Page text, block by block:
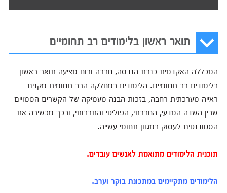
תואר ראשון בלימודים רב תחומיים
המכללה האקדמית כנרת הנדסה, חברה ורוח מציעה תואר ראשון
בלימודים רב תחומיים. הלימודים במחלקה הרב תחומית מקנים
ראייה מערכתית רחבה, בזכות הבנה מעמיקה של הקשרים הסמויים
שבין השדה המדעי, החברתי, הפוליטי והתרבותי, ובכך מכשירה את
הסטודנטים לעסוק במגוון תחומי עשייה.
תוכנית הלימודים מתואמת לאנשים עובדים.
הלימודים מתקיימים במתכונת בוקר וערב.